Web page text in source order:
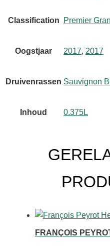
Classification Premier
Oogstjaar 2017, 2017
Druivenrassen Sauvignon
Inhoud 0.375L
FRANÇOIS